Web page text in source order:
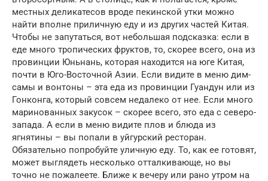
местных деликатесов вроде пекинской утки можно
найти вполне приличную еду и из других частей Китая.
Чтобы не запутаться, вот небольшая подсказка: если в
еде много тропических фруктов, то, скорее всего, она из
провинции Юньнань, которая находится на юге Китая,
почти в Юго-Восточной Азии. Если видите в меню дим-
самы и вонтоны – эта еда из провинции Гуандун или из
Гонконга, который совсем недалеко от нее. Если много
маринованных закусок – скорее всего, это еда с северо-
запада. А если в меню видите плов и блюда из
ягнятины – вы попали в уйгурский ресторан.
Обязательно попробуйте уличную еду. То, как ее готовят,
может выглядеть несколько отталкивающе, но вы
точно не пожалеете. Ближе к вечеру или рано утром на